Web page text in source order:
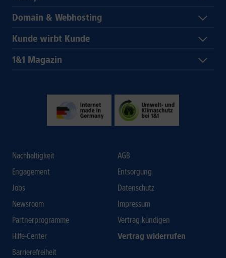
Domain & Webhosting
Kunde wirbt Kunde
1&1 Magazin
Nachhaltigkeit
Engagement
Jobs
Newsroom
Partnerprogramme
Hilfe-Center
Barrierefreiheit
AGB
Entsorgung
Datenschutz
Impressum
Vertrag kündigen
Vertrag widerrufen